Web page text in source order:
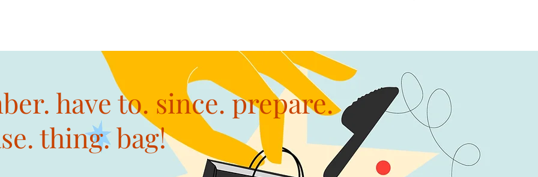
have to. since. prepare.
thing. bag!